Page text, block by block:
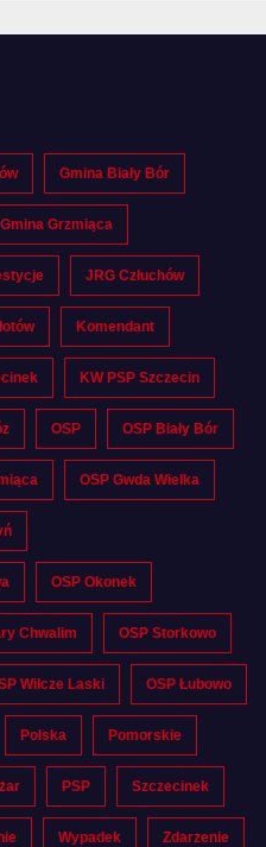
Gmina Biały Bór
Gmina Grzmiąca
JRG Człuchów
Komendant
KW PSP Szczecin
OSP OSP Biały Bór
OSP Gwda Wielka
OSP Okonek
Chwalim OSP Storkowo
Wilcze Laski OSP Łubowo
Polska Pomorskie
PSP Szczecinek
Wypadek Zdarzenie